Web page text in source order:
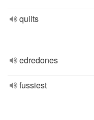
quilts
edredones
fussiest